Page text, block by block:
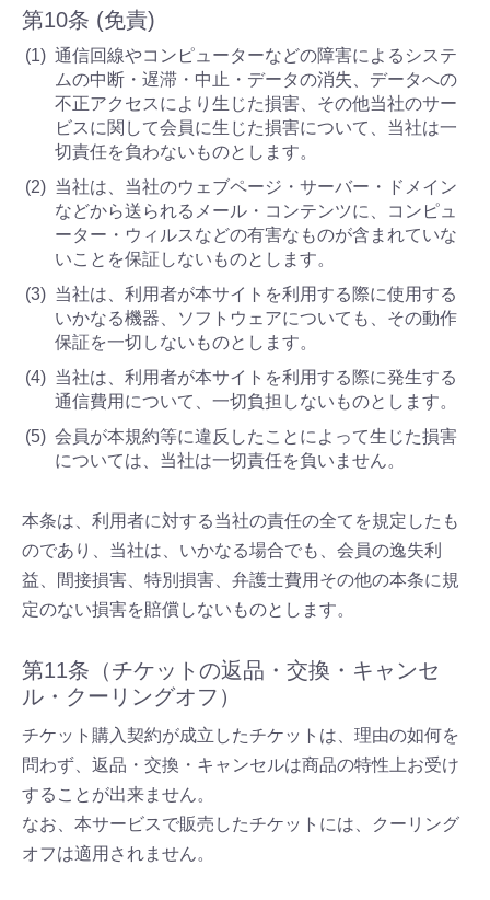
第10条 (免責)
通信回線やコンピューターなどの障害によるシステ
ムの中断・遅滞・中止・データの消失、データへの
不正アクセスにより生じた損害、その他当社のサー
ビスに関して会員に生じた損害について、当社は一
切責任を負わないものとします。
当社は、当社のウェブページ・サーバー・ドメイン
などから送られるメール・コンテンツに、コンピュ
ーター・ウィルスなどの有害なものが含まれていな
いことを保証しないものとします。
当社は、利用者が本サイトを利用する際に使用する
いかなる機器、ソフトウェアについても、その動作
保証を一切しないものとします。
当社は、利用者が本サイトを利用する際に発生する
通信費用について、一切負担しないものとします。
会員が本規約等に違反したことによって生じた損害
については、当社は一切責任を負いません。
本条は、利用者に対する当社の責任の全てを規定したも
のであり、当社は、いかなる場合でも、会員の逸失利
益、間接損害、特別損害、弁護士費用その他の本条に規
定のない損害を賠償しないものとします。
第11条（チケットの返品・交換・キャンセ
ル・クーリングオフ）
チケット購入契約が成立したチケットは、理由の如何を
問わず、返品・交換・キャンセルは商品の特性上お受け
することが出来ません。
なお、本サービスで販売したチケットには、クーリング
オフは適用されません。